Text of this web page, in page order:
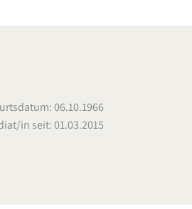
06.10.1966
in seit: 01.03.2015